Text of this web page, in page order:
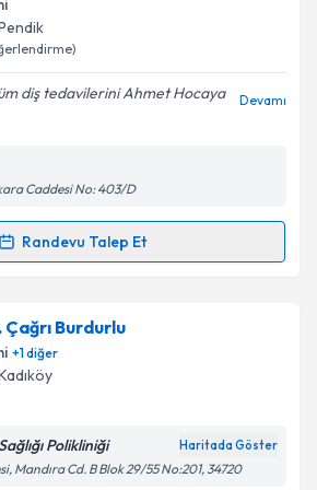
e-posta ile bilgilendireceğiz.
işlenmesine ilişkin
ve kişisel verilerimin belirtilen
işlenmesini kabul ediyorum.
diş tedavilerini Ahmet Hocaya
Devamı
Caddesi No: 403/D
Randevu Talep Et
Talebi
Karamaniçin randevu takvimi talebi
uzmandan randevu almanız için bir
e-posta ile bilgilendireceğiz.
Çağrı Burdurlu
+1diğer
Polikliniği Haritada Göster
Mandıra Cd. B Blok 29/55 No:201, 34720